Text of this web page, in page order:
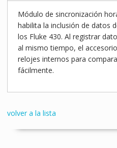
Módulo de sincronización
habilita la inclusión de datos
los Fluke 430. Al registrar
al mismo tiempo, el
relojes internos para
fácilmente.
volver a la lista